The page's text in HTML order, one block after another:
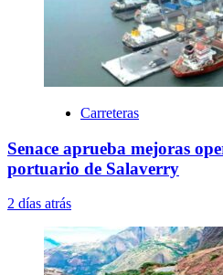
Carreteras
Senace aprueba mejoras
portuario de Salaverry
2 días atrás